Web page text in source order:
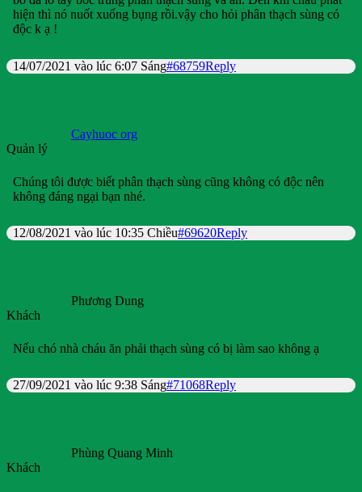
hiện thì nó nuốt xuống bụng rồi.vậy cho hỏi phân thạch sùng có
độc k ạ !
14/07/2021 vào lúc 6:07 Sáng#68759Reply
Cayhuoc org
Quản lý
Chúng tôi được biết phân thạch sùng cũng không có độc nên
không đáng ngại bạn nhé.
12/08/2021 vào lúc 10:35 Chiều#69620Reply
Phương Dung
Khách
Nếu chó nhà cháu ăn phải thạch sùng có bị làm sao không ạ
27/09/2021 vào lúc 9:38 Sáng#71068Reply
Phùng Quang Minh
Khách